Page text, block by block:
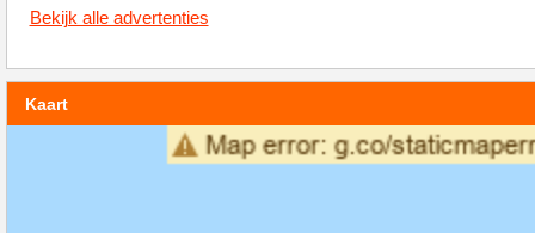
Bekijk alle advertenties
Kaart